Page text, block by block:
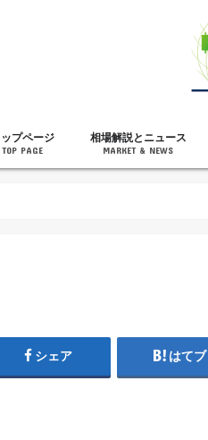
ップページ
TOP PAGE
相場解説とニュース
MARKET & NEWS
シェア はてブ